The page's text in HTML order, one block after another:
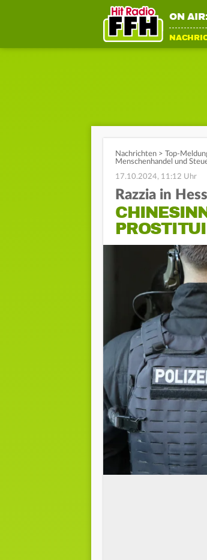
ON
Nachrichten > Top-
Menschenhandel und
17.10.2024, 11:12 Uhr
Razzia in